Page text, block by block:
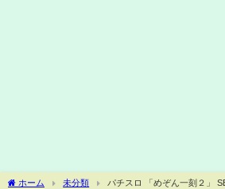
ホーム 未分類 パチスロ 「めぞん一刻２」